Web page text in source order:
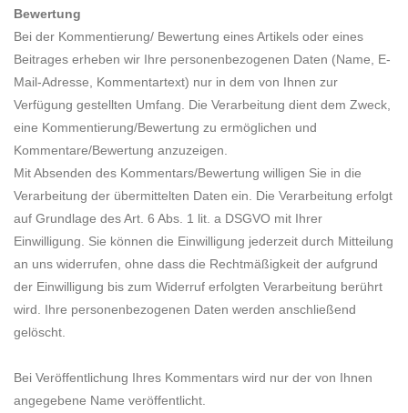
Bewertung
Bei der Kommentierung/ Bewertung eines Artikels oder eines
Beitrages erheben wir Ihre personenbezogenen Daten (Name, E-
Mail-Adresse, Kommentartext) nur in dem von Ihnen zur
Verfügung gestellten Umfang. Die Verarbeitung dient dem Zweck,
eine Kommentierung/Bewertung zu ermöglichen und
Kommentare/Bewertung anzuzeigen.
Mit Absenden des Kommentars/Bewertung willigen Sie in die
Verarbeitung der übermittelten Daten ein. Die Verarbeitung erfolgt
auf Grundlage des Art. 6 Abs. 1 lit. a DSGVO mit Ihrer
Einwilligung. Sie können die Einwilligung jederzeit durch Mitteilung
an uns widerrufen, ohne dass die Rechtmäßigkeit der aufgrund
der Einwilligung bis zum Widerruf erfolgten Verarbeitung berührt
wird. Ihre personenbezogenen Daten werden anschließend
gelöscht.
Bei Veröffentlichung Ihres Kommentars wird nur der von Ihnen
angegebene Name veröffentlicht.